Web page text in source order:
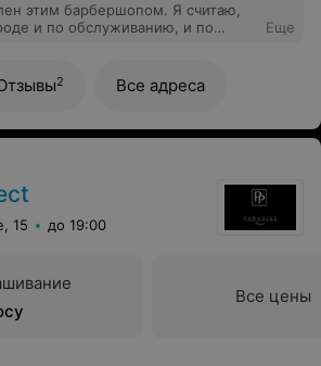
этим барбершопом. Я считаю,
и по обслуживанию, и по
и на Гагарина, по
Еще
2 Все адреса
15 до 19:00
Все цены